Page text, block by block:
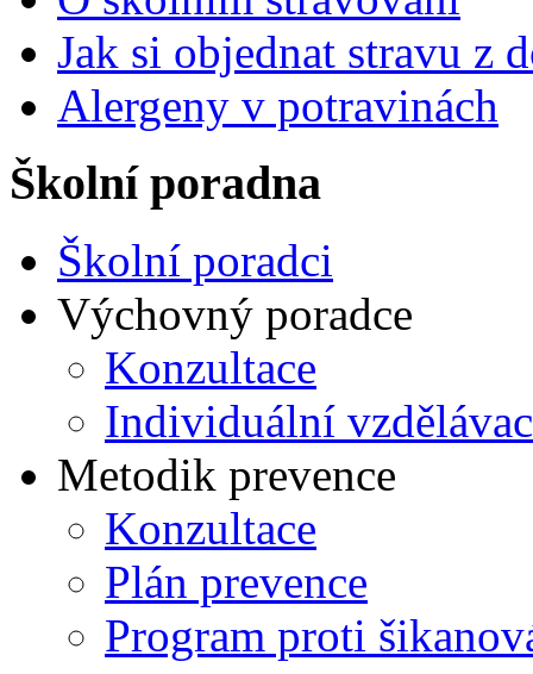
Jak si objednat stravu z
Alergeny v potravinách
Školní poradna
Školní poradci
Výchovný poradce
Konzultace
Individuální
Metodik prevence
Konzultace
Plán prevence
Program proti